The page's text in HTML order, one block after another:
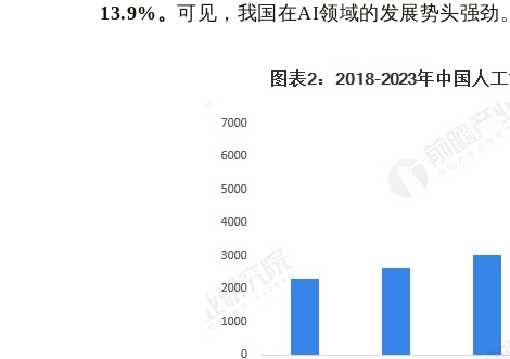
13.9%。 可见，我国在AI领域的发展势头强劲。